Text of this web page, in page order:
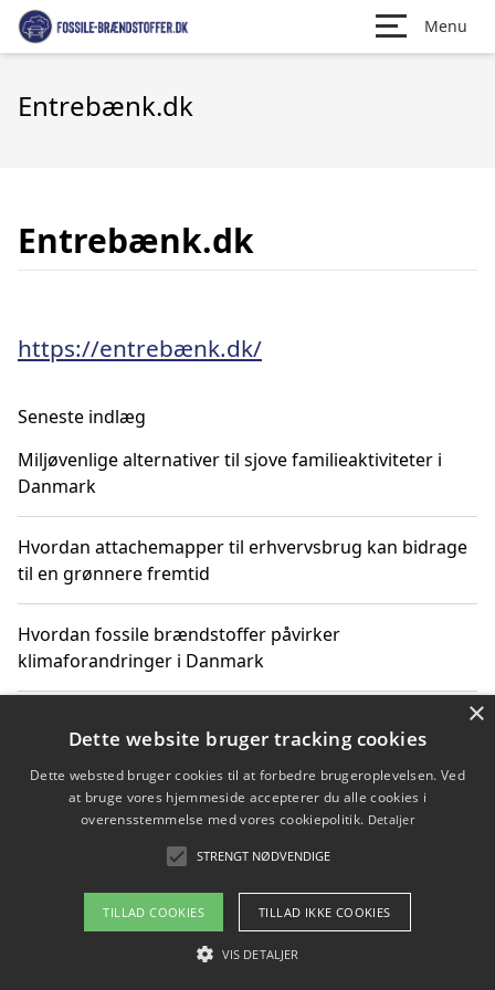
Menu
Entrebænk.dk
Entrebænk.dk
https://entrebænk.dk/
Seneste indlæg
Miljøvenlige alternativer til sjove familieaktiviteter i
Danmark
Hvordan attachemapper til erhvervsbrug kan bidrage
til en grønnere fremtid
Hvordan fossile brændstoffer påvirker
klimaforandringer i Danmark
klimaændringer
Hvordan citater om fossile brændstoffer kan ændre
Copyright 2026 - Pilanto Aps
Om / kontakt
×
Dette website bruger tracking cookies
Dette websted bruger cookies til at forbedre brugeroplevelsen. Ved
at bruge vores hjemmeside accepterer du alle cookies i
overensstemmelse med vores cookiepolitik. Detaljer
STRENGT NØDVENDIGE
TILLAD COOKIES TILLAD IKKE COOKIES
VIS DETALJER